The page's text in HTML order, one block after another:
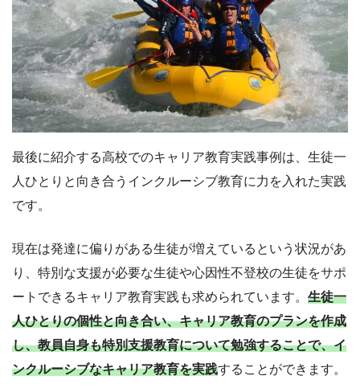
最後に紹介する高校でのキャリア教育実践事例は、生徒一
人ひとりと向き合うインクルーシブ教育に力を入れた実践
です。
現在は発達に偏りがある生徒が増えているという状況があ
り、特別な支援が必要な生徒や心因性不登校の生徒をサポ
ートできるキャリア教育実践も求められています。 生徒一
人ひとりの個性と向き合い、キャリア教育のプランを作成
し、教員自身も特別支援教育について勉強することで、イ
ンクルーシブなキャリア教育を実践することができます。